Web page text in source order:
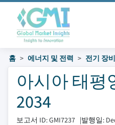
홈 에너지 및 전력 전기 장비
아시아 태평
2034
보고서 ID: GMI7237 |발행일: